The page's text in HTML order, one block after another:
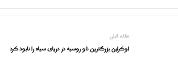
مقاله قبلی
اوکراین بزرگترین ناو روسیه در دریای سیاه را نابود کرد